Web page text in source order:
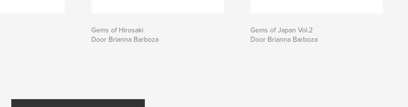
Gems of Hirosaki
Door Brianna Barboza
Gems of Japan Vol.2
Door Brianna Barboza